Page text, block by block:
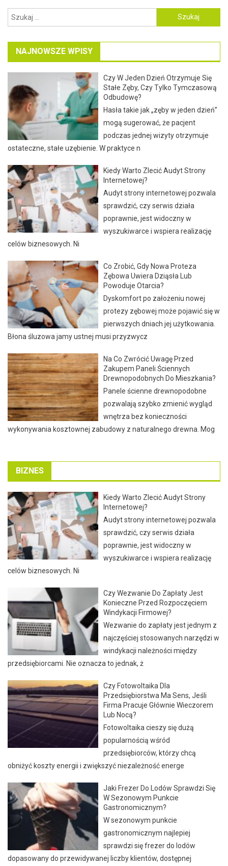
Szukaj:
NAJNOWSZE WPISY
Czy W Jeden Dzień Otrzymuje Się
Stałe Zęby, Czy Tylko Tymczasową
Odbudowę?
Hasła takie jak „zęby w jeden dzień”
mogą sugerować, że pacjent
podczas jednej wizyty otrzymuje
ostateczne, stałe uzębienie. W praktyce n
Kiedy Warto Zlecić Audyt Strony
Internetowej?
Audyt strony internetowej pozwala
sprawdzić, czy serwis działa
poprawnie, jest widoczny w
wyszukiwarce i wspiera realizację
celów biznesowych. Ni
Co Zrobić, Gdy Nowa Proteza
Zębowa Uwiera Dziąsła Lub
Powoduje Otarcia?
Dyskomfort po założeniu nowej
protezy zębowej może pojawić się w
pierwszych dniach jej użytkowania.
Błona śluzowa jamy ustnej musi przyzwycz
Na Co Zwrócić Uwagę Przed
Zakupem Paneli Ściennych
Drewnopodobnych Do Mieszkania?
Panele ścienne drewnopodobne
pozwalają szybko zmienić wygląd
wnętrza bez konieczności
wykonywania kosztownej zabudowy z naturalnego drewna. Mog
BIZNES
Kiedy Warto Zlecić Audyt Strony
Internetowej?
Audyt strony internetowej pozwala
sprawdzić, czy serwis działa
poprawnie, jest widoczny w
wyszukiwarce i wspiera realizację
celów biznesowych. Ni
Czy Wezwanie Do Zapłaty Jest
Konieczne Przed Rozpoczęciem
Windykacji Firmowej?
Wezwanie do zapłaty jest jednym z
najczęściej stosowanych narzędzi w
windykacji należności między
przedsiębiorcami. Nie oznacza to jednak, ż
Czy Fotowoltaika Dla
Przedsiębiorstwa Ma Sens, Jeśli
Firma Pracuje Głównie Wieczorem
Lub Nocą?
Fotowoltaika cieszy się dużą
popularnością wśród
przedsiębiorców, którzy chcą
obniżyć koszty energii i zwiększyć niezależność energe
Jaki Frezer Do Lodów Sprawdzi Się
W Sezonowym Punkcie
Gastronomicznym?
W sezonowym punkcie
gastronomicznym najlepiej
sprawdzi się frezer do lodów
dopasowany do przewidywanej liczby klientów, dostępnej